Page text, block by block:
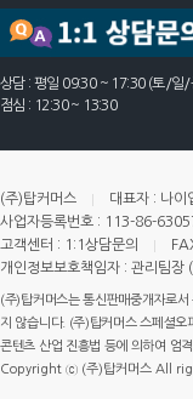
상담 : 평일 09:30 ~ 17:30 (토/일/
점심 : 12:30 ~ 13:30
(주)탑커머스 대표자 : 나이
사업자등록번호 : 113-86-
고객센터 : 1:1상담문의
개인정보보호책임자 : 관리팀
(주)탑커머스는 통신판매중개자로
지 않습니다. (주)탑커머스 스페셜
콘텐츠 산업 진흥법 등에 의하여 엄
Copyright ⓒ (주)탑커머스 All